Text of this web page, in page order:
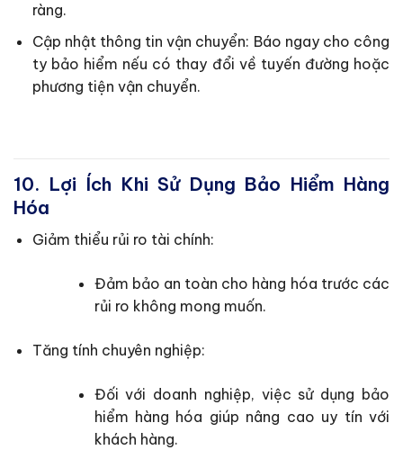
ràng.
Cập nhật thông tin vận chuyển: Báo ngay cho công
ty bảo hiểm nếu có thay đổi về tuyến đường hoặc
phương tiện vận chuyển.
10. Lợi Ích Khi Sử Dụng Bảo Hiểm Hàng
Hóa
Giảm thiểu rủi ro tài chính:
Đảm bảo an toàn cho hàng hóa trước các
rủi ro không mong muốn.
Tăng tính chuyên nghiệp:
Đối với doanh nghiệp, việc sử dụng bảo
hiểm hàng hóa giúp nâng cao uy tín với
khách hàng.